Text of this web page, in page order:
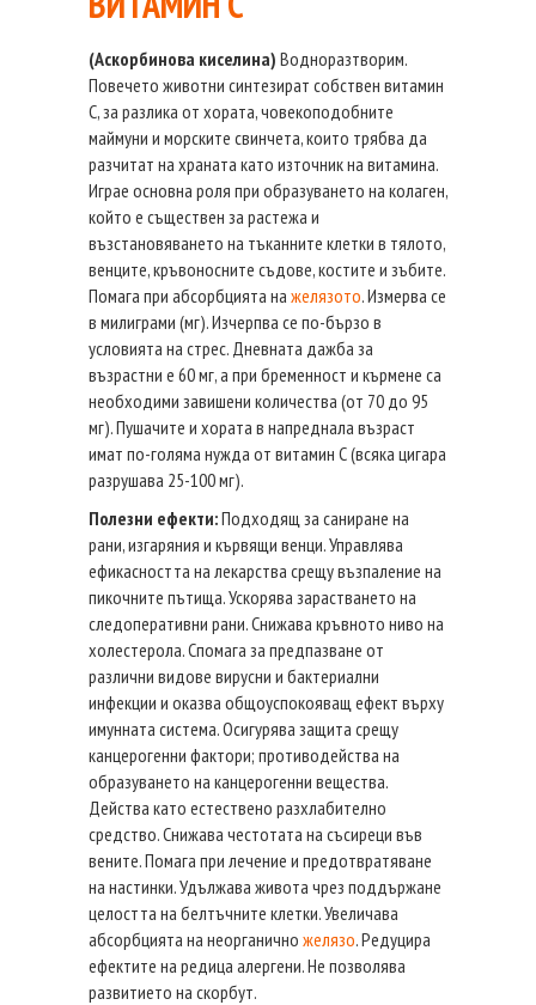
(Аскорбинова киселина) Водноразтворим.
Повечето животни синтезират собствен витамин
С, за разлика от хората, човекоподобните
маймуни и морските свинчета, които трябва да
разчитат на храната като източник на витамина.
Играе основна роля при образуването на колаген,
който е съществен за растежа и
възстановяването на тъканните клетки в тялото,
венците, кръвоносните съдове, костите и зъбите.
Помага при абсорбцията на желязото. Измерва се
в милиграми (мг). Изчерпва се по-бързо в
условията на стрес. Дневната дажба за
възрастни е 60 мг, а при бременност и кърмене са
необходими завишени количества (от 70 до 95
мг). Пушачите и хората в напреднала възраст
имат по-голяма нужда от витамин С (всяка цигара
разрушава 25-100 мг).
Полезни ефекти:Подходящ за саниране на
рани, изгаряния и кървящи венци. Управлява
ефикасността на лекарства срещу възпаление на
пикочните пътища. Ускорява зарастването на
следоперативни рани. Снижава кръвното ниво на
холестерола. Спомага за предпазване от
различни видове вирусни и бактериални
инфекции и оказва общоуспокояващ ефект върху
имунната система. Осигурява защита срещу
канцерогенни фактори; противодейства на
образуването на канцерогенни вещества.
Действа като естествено разхлабително
средство. Снижава честотата на съсиреци във
вените. Помага при лечение и предотвратяване
на настинки. Удължава живота чрез поддържане
целостта на белтъчните клетки. Увеличава
абсорбцията на неорганично желязо. Редуцира
ефектите на редица алергени. Не позволява
развитието на скорбут.